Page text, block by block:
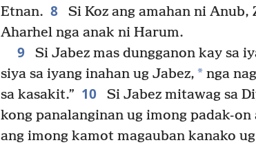
Etnan. 8
Si Koz ang amahan ni Anub,
Aharhel nga anak ni Harum.
9
Si Jabez mas dungganon kay sa
siya sa iyang inahan ug Jabez, * nga
sa kasakit.” 10
Si Jabez mitawag sa
kong panalanginan ug imong padak-
ang imong kamot magauban kanako